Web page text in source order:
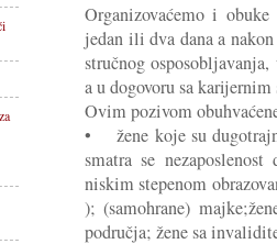
Organizovaćemo i
jedan ili dva dana a
stručnog
a u dogovoru sa
Ovim pozivom
• žene koje su
smatra se
niskim stepenom
); (samohrane)
područja; žene sa